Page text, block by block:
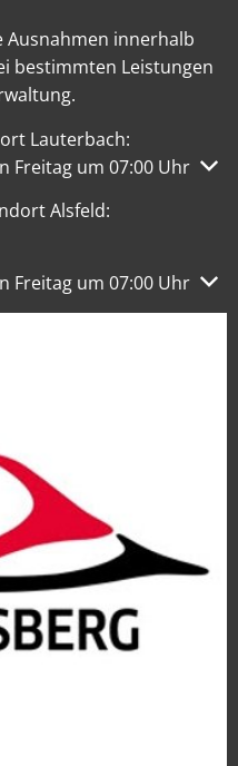
Ausnahmen innerhalb
bestimmten Leistungen
Lauterbach:
oder Schließzeiten
Freitag um 07:00 Uhr
Alsfeld:
oder Schließzeiten
Freitag um 07:00 Uhr